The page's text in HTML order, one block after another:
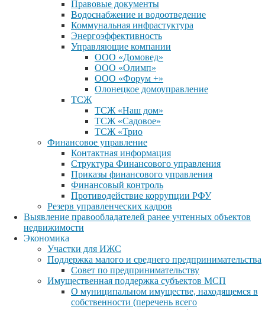
Правовые документы
Водоснабжение и водоотведение
Коммунальная инфрастуктура
Энергоэффективность
Управляющие компании
ООО «Домовед»
ООО «Олимп»
ООО «Форум +»
Олонецкое домоуправление
ТСЖ
ТСЖ «Наш дом»
ТСЖ «Садовое»
ТСЖ «Трио
Финансовое управление
Контактная информация
Структура Финансового управления
Приказы финансового управления
Финансовый контроль
Противодействие коррупции РФУ
Резерв управленческих кадров
Выявление правообладателей ранее учтенных объектов
недвижимости
Экономика
Участки для ИЖС
Поддержка малого и среднего предпринимательства
Совет по предпринимательству
Имущественная поддержка субъектов МСП
О муниципальном имуществе, находящемся в
собственности (перечень всего